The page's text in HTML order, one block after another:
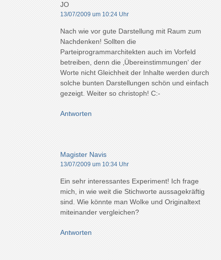
JO
13/07/2009 um 10:24 Uhr
Nach wie vor gute Darstellung mit Raum zum
Nachdenken! Sollten die
Parteiprogrammarchitekten auch im Vorfeld
betreiben, denn die ‚Übereinstimmungen‘ der
Worte nicht Gleichheit der Inhalte werden durch
solche bunten Darstellungen schön und einfach
gezeigt. Weiter so christoph! C:-
Antworten
Magister Navis
13/07/2009 um 10:34 Uhr
Ein sehr interessantes Experiment! Ich frage
mich, in wie weit die Stichworte aussagekräftig
sind. Wie könnte man Wolke und Originaltext
miteinander vergleichen?
Antworten